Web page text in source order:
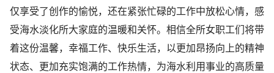
仅享受了创作的愉悦，还在紧张忙碌的工作中放松心情，感
受海水淡化所大家庭的温暖和关怀。相信全所女职工们将带
着这份温馨，幸福工作、快乐生活，以更加昂扬向上的精神
状态、更加充实饱满的工作热情，为海水利用事业的高质量